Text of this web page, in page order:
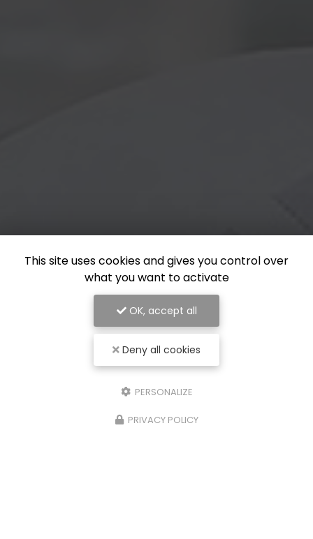
This site uses cookies and gives you control over
what you want to activate
OK, accept all
Deny all cookies
PERSONALIZE
PRIVACY POLICY